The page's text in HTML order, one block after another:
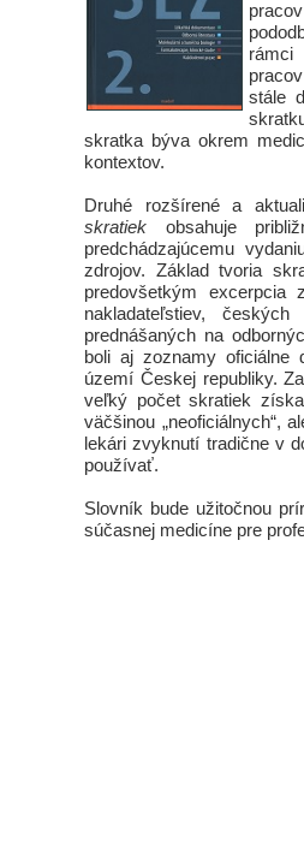
stále
skratka býva okrem
kontextov.
Druhé rozšírené a
skratiek obsahuje
predchádzajúcemu
zdrojov. Základ tvoria
predovšetkým
nakladateľstiev,
prednášaných na
boli aj zoznamy oficiálne
území Českej republiky.
veľký počet skratiek
väčšinou „neoficiálnych“,
lekári zvyknutí tradične v
používať.
Slovník bude užitočnou
súčasnej medicíne pre